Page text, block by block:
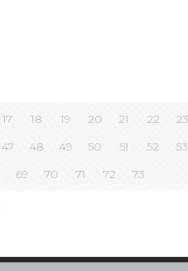
17 18 19 20 21 22 23
47 48 49 50 51 52 53
69 70 71 72 73